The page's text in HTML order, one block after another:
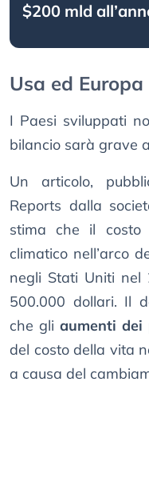
$200 mld
Usa ed
I Paesi sviluppati
bilancio sarà grave
Un articolo,
Reports dalla
stima che il costo
climatico nell’arco
negli Stati Uniti nel
500.000 dollari. Il
che gli aumenti dei
del costo della vita
a causa del